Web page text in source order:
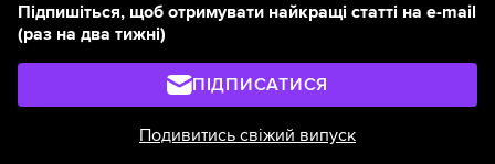
Підпишіться, щоб отримувати найкращі статті на e-mail
(раз на два тижні)
ПІДПИСАТИСЯ
Подивитись свіжий випуск